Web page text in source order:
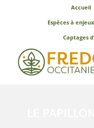
Accueil
Espèces à
Captages